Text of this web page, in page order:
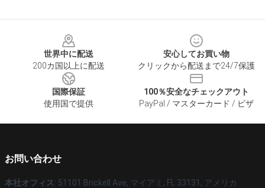
世界中に配送
200カ国以上に配送
安心してお買い物
クリックから配送まで24/7保護
国際保証
使用国で提供
100％安全なチェックアウト
PayPal / マスターカード / ビザ
お問い合わせ
本社オフィス: 51101 Brickell Ave, マイアミ, FL 33131, アメリカ